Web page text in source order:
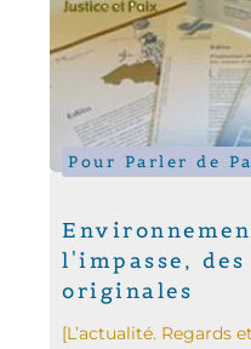
Pour Parler de
l'impasse,
originales
[L’actualité. Regards